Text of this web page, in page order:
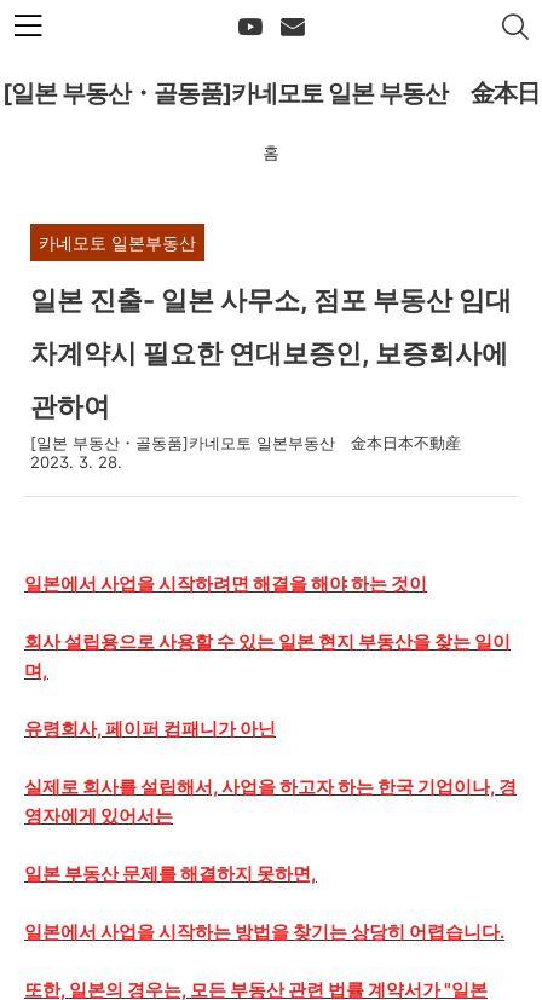
본문 바로가기
[일본 부동산・골동품]카네모토 일본 부동산 金本日
本不動産
홈
카네모토 일본부동산
일본 진출- 일본 사무소, 점포 부동산 임대
차계약시 필요한 연대보증인, 보증회사에
관하여
[일본 부동산・골동품]카네모토 일본부동산 金本日本不動産
2023. 3. 28.
일본에서 사업을 시작하려면 해결을 해야 하는 것이
회사 설립용으로 사용할 수 있는 일본 현지 부동산을 찾는 일이
며,
유령회사, 페이퍼 컴패니가 아닌
실제로 회사를 설립해서, 사업을 하고자 하는 한국 기업이나, 경
영자에게 있어서는
일본 부동산 문제를 해결하지 못하면,
일본에서 사업을 시작하는 방법을 찾기는 상당히 어렵습니다.
또한, 일본의 경우는, 모든 부동산 관련 법률 계약서가 "일본